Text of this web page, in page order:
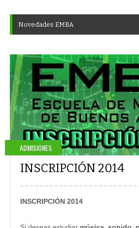
Novedades EMBA
ADMISIONES
INSCRIPCIÓN 2014
INSCRIPCIÓN 2014